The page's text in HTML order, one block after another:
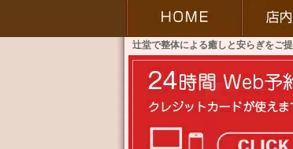
辻堂で整体による癒しと安らぎをご